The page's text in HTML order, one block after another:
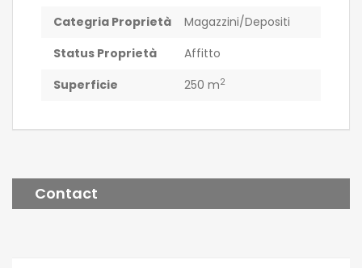
Categria Proprietà
Magazzini/Depositi
Status Proprietà
Affitto
Superficie
250 m2
Contact